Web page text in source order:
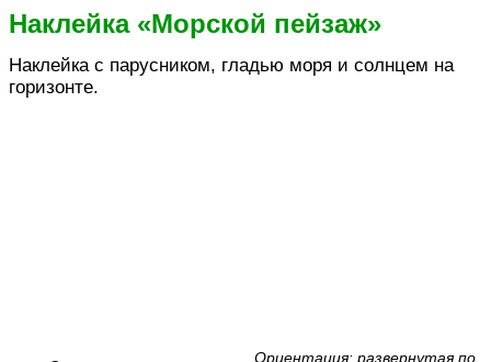
Наклейка «Морской пейзаж»
Наклейка с парусником, гладью моря и солнцем на
горизонте.
Ориентация: развернутая по